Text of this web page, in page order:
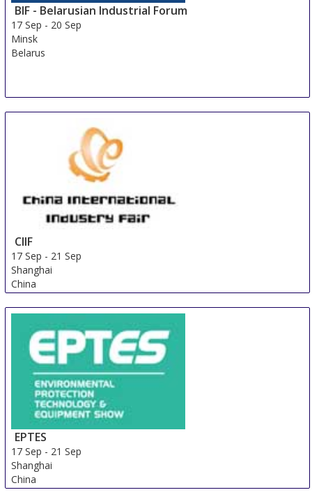
BIF - Belarusian Industrial Forum
17 Sep - 20 Sep
Minsk
Belarus
CIIF
17 Sep - 21 Sep
Shanghai
China
EPTES
17 Sep - 21 Sep
Shanghai
China